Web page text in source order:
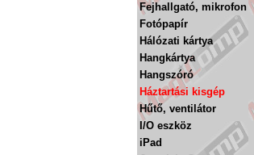
Fejhallgató, mikrofon
Fotópapír
Hálózati kártya
Hangkártya
Hangszóró
Háztartási kisgép
Hűtő, ventilátor
I/O eszköz
iPad